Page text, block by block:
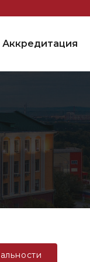
Аккредитация